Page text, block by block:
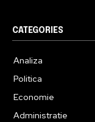
CATEGORIES
Analiza
Politica
Economie
Administratie